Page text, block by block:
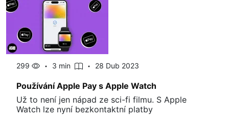
299 3 min 28 Dub 2023
Používání Apple Pay s Apple Watch
Už to není jen nápad ze sci-fi filmu. S Apple
Watch lze nyní bezkontaktní platby